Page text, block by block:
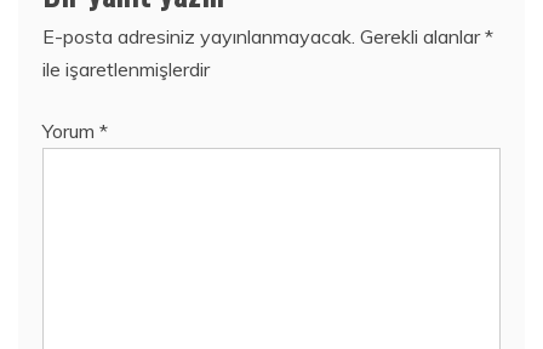
E-posta adresiniz yayınlanmayacak. Gerekli alanlar*
ile işaretlenmişlerdir
Yorum *